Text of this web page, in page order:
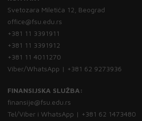
Svetozara Miletića 12, Beograd
office@fsu.edu.rs
+381 11 3391911
+381 11 3391912
+381 11 4011270
Viber/WhatsApp | +381 62 9273936
FINANSIJSKA SLUŽBA:
finansije@fsu.edu.rs
Tel/Viber i WhatsApp | +381 62 1473480